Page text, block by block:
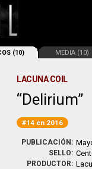
(10) MEDIA (10)
LACUNA COIL
Delirium
#14 en 2016
PUBLICACIÓN:
SELLO:
PRODUCTOR: